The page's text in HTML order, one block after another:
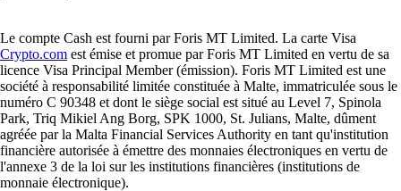
Le compte Cash est fourni par Foris MT Limited. La carte Visa
Crypto.com est émise et promue par Foris MT Limited en vertu de sa
licence Visa Principal Member (émission). Foris MT Limited est une
société à responsabilité limitée constituée à Malte, immatriculée sous le
numéro C 90348 et dont le siège social est situé au Level 7, Spinola
Park, Triq Mikiel Ang Borg, SPK 1000, St. Julians, Malte, dûment
agréée par la Malta Financial Services Authority en tant qu'institution
financière autorisée à émettre des monnaies électroniques en vertu de
l'annexe 3 de la loi sur les institutions financières (institutions de
monnaie électronique).